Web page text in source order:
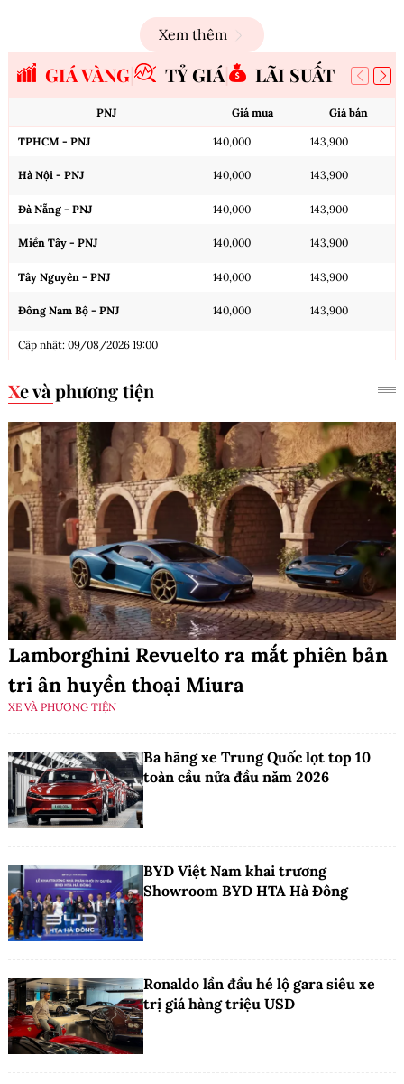
Xem thêm
GIÁ VÀNG TỶ GIÁ LÃI SUẤT
PNJ Giá mua Giá bán
TPHCM - PNJ 140,000 143,900
Hà Nội - PNJ 140,000 143,900
Đà Nẵng - PNJ 140,000 143,900
Miền Tây - PNJ 140,000 143,900
Tây Nguyên - PNJ 140,000 143,900
Đông Nam Bộ - PNJ 140,000 143,900
Cập nhật: 09/08/2026 19:00
Xe và phương tiện
Lamborghini Revuelto ra mắt phiên bản
tri ân huyền thoại Miura
XE VÀ PHƯƠNG TIỆN
Ba hãng xe Trung Quốc lọt top 10
toàn cầu nửa đầu năm 2026
BYD Việt Nam khai trương
Showroom BYD HTA Hà Đông
Ronaldo lần đầu hé lộ gara siêu xe
trị giá hàng triệu USD